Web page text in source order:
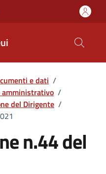
e dati /
/
del Dirigente /
n.44 del